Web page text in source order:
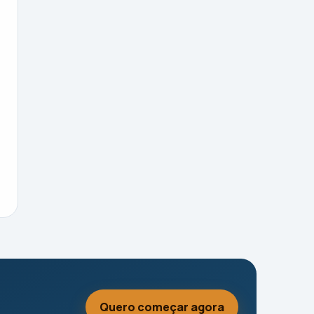
Quero começar agora